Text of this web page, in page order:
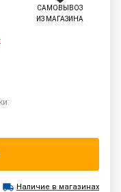
САМОВЫВОЗ
ИЗ МАГАЗИНА
Наличие в магазинах